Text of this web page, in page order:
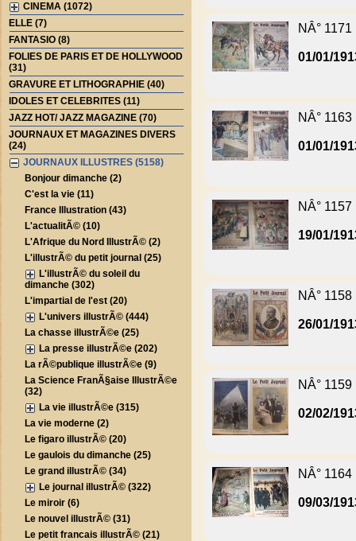
CINEMA (1072)
ELLE (7)
FANTASIO (8)
FOLIES DE PARIS ET DE HOLLYWOOD
(31)
GRAVURE ET LITHOGRAPHIE (40)
IDOLES ET CELEBRITES (11)
JAZZ HOT/ JAZZ MAGAZINE (70)
JOURNAUX ET MAGAZINES DIVERS
(24)
JOURNAUX ILLUSTRES (5158)
Bonjour dimanche (2)
C'est la vie (11)
France Illustration (43)
L'actualitÃ© (10)
L'Afrique du Nord IllustrÃ© (2)
L'illustrÃ© du petit journal (25)
L'illustrÃ© du soleil du
dimanche (302)
L'impartial de l'est (20)
L'univers illustrÃ© (444)
La chasse illustrÃ©e (25)
La presse illustrÃ©e (202)
La rÃ©publique illustrÃ©e (9)
La Science FranÃ§aise IllustrÃ©e
(32)
La vie illustrÃ©e (315)
La vie moderne (2)
Le figaro illustrÃ© (20)
Le gaulois du dimanche (25)
Le grand illustrÃ© (34)
Le journal illustrÃ© (322)
Le miroir (6)
Le nouvel illustrÃ© (31)
Le petit francais illustrÃ© (21)
NÂ° 1171
01/01/
NÂ° 1163
01/01/
NÂ° 1157
19/01/
NÂ° 1158
26/01/
NÂ° 1159
02/02/
NÂ° 1164
09/03/